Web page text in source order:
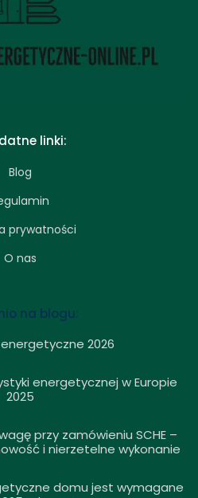
linki:
Blog
prywatności
O nas
na blogu:
2026
energetycznej w Europie
2025
przy zamówieniu SCHE –
i nierzetelne wykonanie
domu jest wymagane